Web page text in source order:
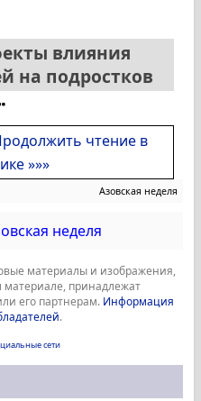
влияния
на подростков
чтение в
»»»
Азовская неделя
неделя
материалы и изображения,
принадлежат
его партнерам. Информация
.
сети